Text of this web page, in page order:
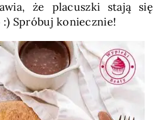
że placuszki stają się
Spróbuj koniecznie!